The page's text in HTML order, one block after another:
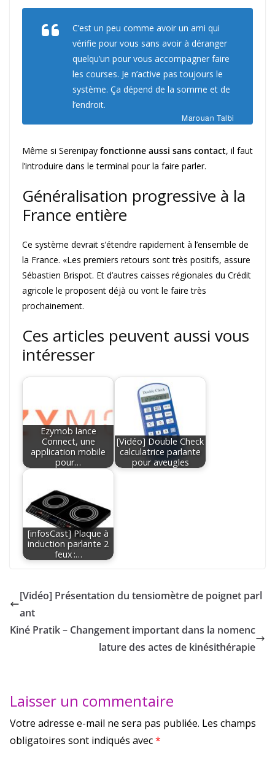
C’est un peu comme avoir un ami qui
vérifie pour vous sans avoir à déranger
quelqu’un pour vous accompagner faire
les courses. Je n’active pas toujours le
système. Ça dépend de la somme et de
l’endroit.
Marouan Talbi
Même si Serenipay fonctionne aussi sans contact, il faut
l’introduire dans le terminal pour la faire parler.
Généralisation progressive à la
France entière
Ce système devrait s’étendre rapidement à l’ensemble de
la France. «Les premiers retours sont très positifs, assure
Sébastien Brispot. Et d’autres caisses régionales du Crédit
agricole le proposent déjà ou vont le faire très
prochainement.
Ces articles peuvent aussi vous
intéresser
Ezymob lance
Connect, une
application mobile
pour…
[Vidéo] Double Check
calculatrice parlante
pour aveugles
[infosCast] Plaque à
induction parlante 2
feux :…
[Vidéo] Présentation du tensiomètre de poignet parl
ant
Kiné Pratik – Changement important dans la nomenc
lature des actes de kinésithérapie
Laisser un commentaire
Votre adresse e-mail ne sera pas publiée. Les champs
obligatoires sont indiqués avec*